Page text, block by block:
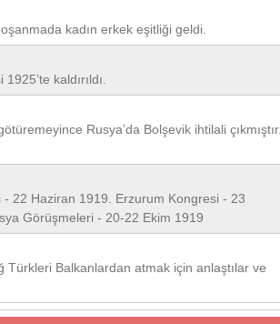
kadın erkek eşitliği geldi.
kaldırıldı.
Rusya’da Bolşevik ihtilali çıkmıştır.
22 Haziran 1919. Erzurum Kongresi - 23
Görüşmeleri - 20-22 Ekim 1919
Türkleri Balkanlardan atmak için anlaştılar ve